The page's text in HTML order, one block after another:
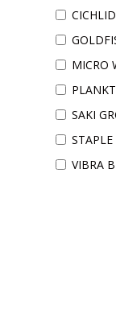
MICRO
SAKI
VIBRA
raci
scalari